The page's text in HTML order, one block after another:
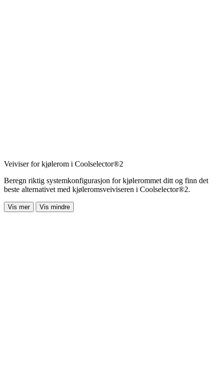
Veiviser for kjølerom i Coolselector®2
Beregn riktig systemkonfigurasjon for kjølerommet ditt og finn det
beste alternativet med kjøleromsveiviseren i Coolselector®2.
Vis mer Vis mindre